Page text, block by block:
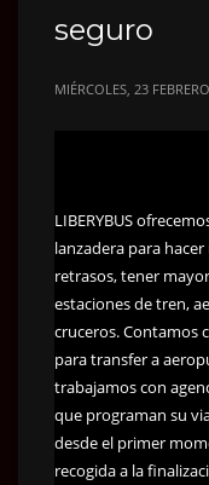
seguro
MIÉRCOLES, 23
LIBERYBUS
lanzadera para
retrasos, tener
estaciones de tren,
cruceros. Contamos
para transfer a
trabajamos con
que programan su
desde el primer
recogida a la